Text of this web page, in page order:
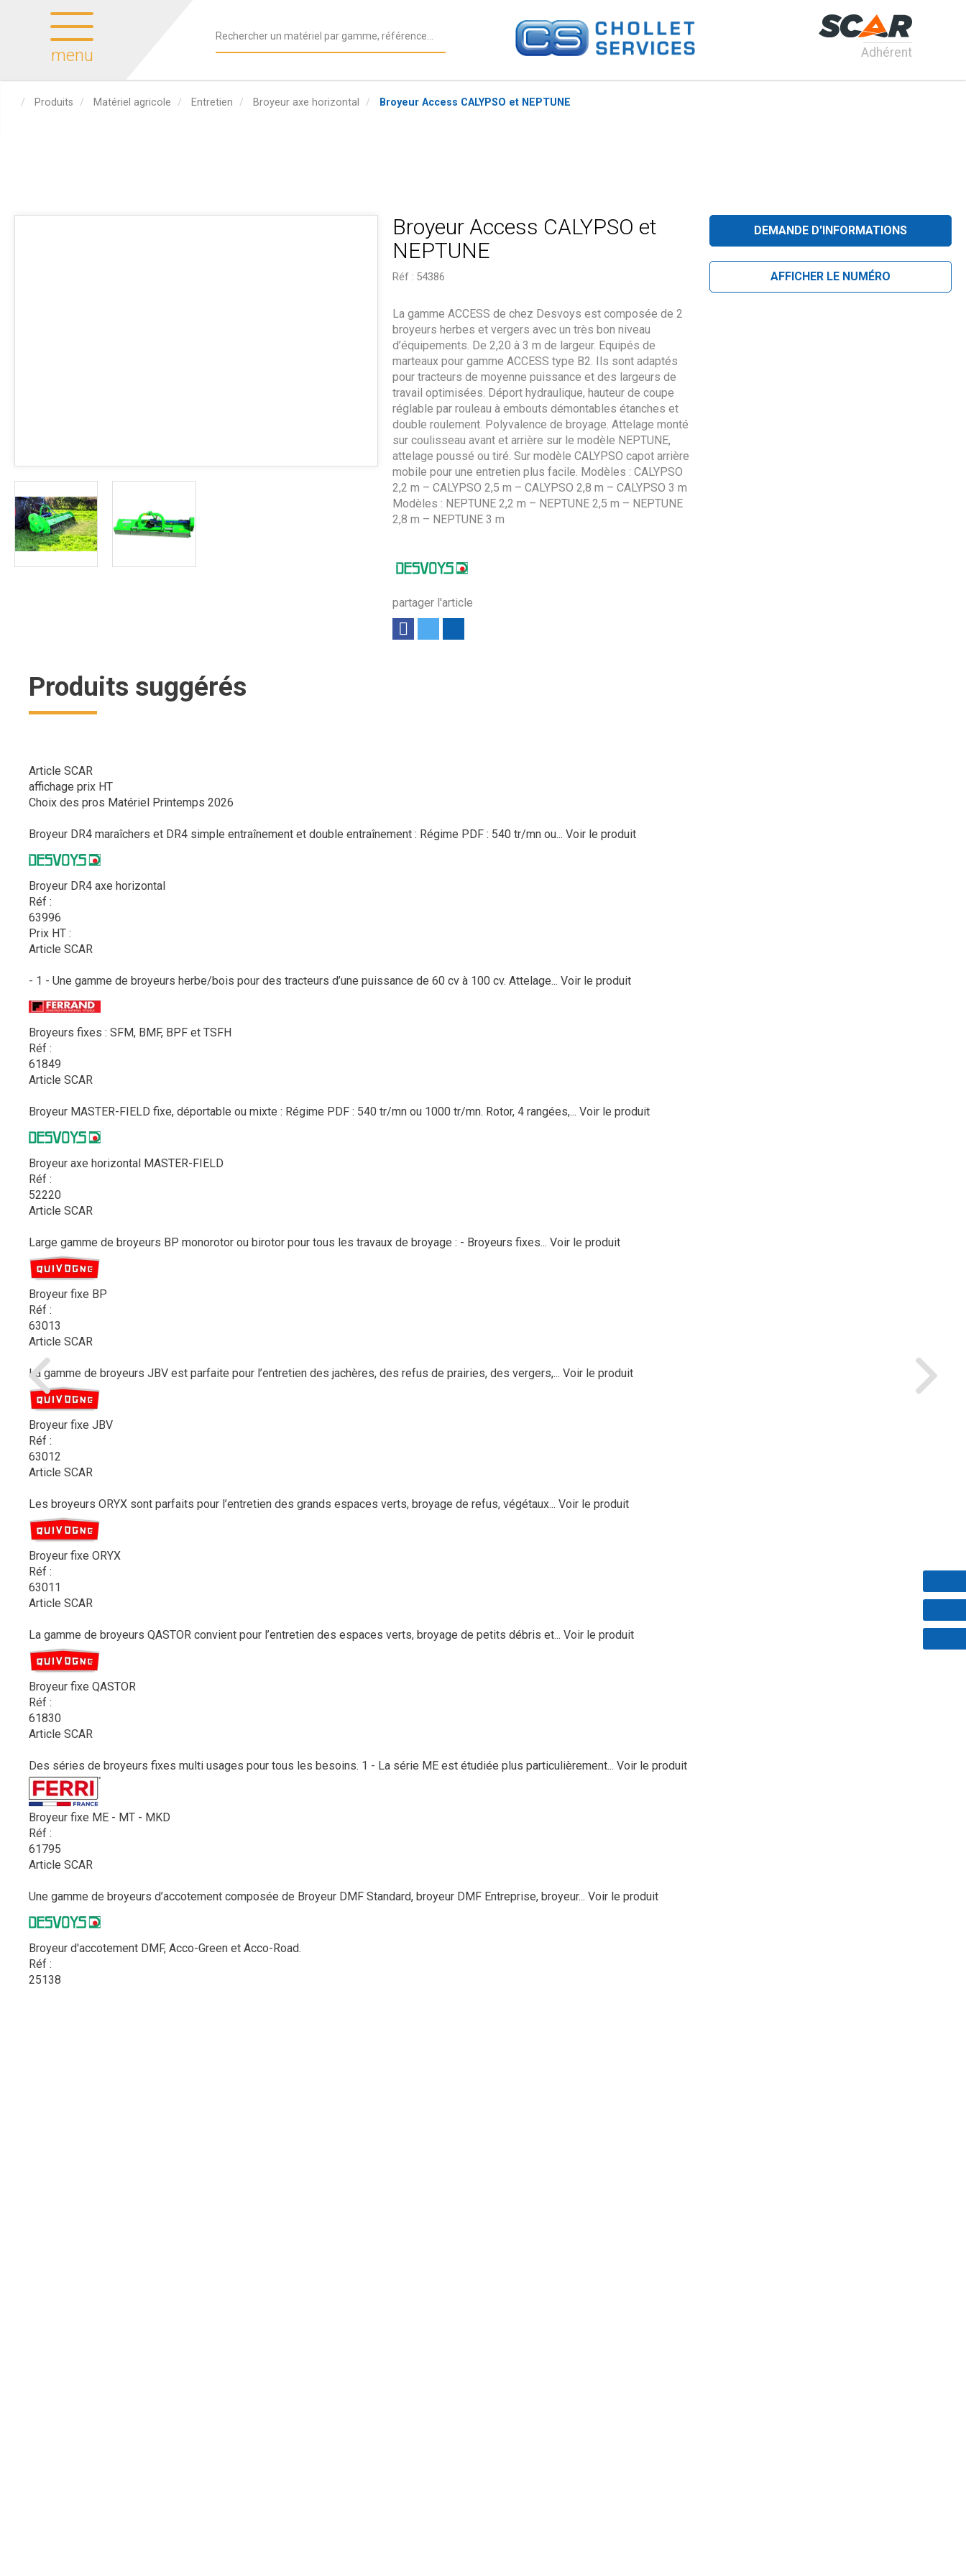
menu Adhérent
Produits Matériel agricole Entretien Broyeur axe horizontal Broyeur Access CALYPSO et NEPTUNE
Broyeur Access CALYPSO et
NEPTUNE
Réf : 54386
partager l'article
La gamme ACCESS de chez Desvoys est composée de 2
broyeurs herbes et vergers avec un très bon niveau
d’équipements. De 2,20 à 3 m de largeur. Equipés de
marteaux pour gamme ACCESS type B2. Ils sont adaptés
pour tracteurs de moyenne puissance et des largeurs de
travail optimisées. Déport hydraulique, hauteur de coupe
réglable par rouleau à embouts démontables étanches et
double roulement. Polyvalence de broyage. Attelage monté
sur coulisseau avant et arrière sur le modèle NEPTUNE,
attelage poussé ou tiré. Sur modèle CALYPSO capot arrière
mobile pour une entretien plus facile. Modèles : CALYPSO
2,2 m – CALYPSO 2,5 m – CALYPSO 2,8 m – CALYPSO 3 m
Modèles : NEPTUNE 2,2 m – NEPTUNE 2,5 m – NEPTUNE
2,8 m – NEPTUNE 3 m
DEMANDE D'INFORMATIONS
AFFICHER LE NUMÉRO
Produits suggérés
Article SCAR
affichage prix HT
Choix des pros Matériel Printemps 2026
Broyeur DR4 maraîchers et DR4 simple entraînement et double entraînement : Régime PDF : 540 tr/mn ou... Voir le produit
Broyeur DR4 axe horizontal
Réf :
63996
Prix HT :
Article SCAR
- 1 - Une gamme de broyeurs herbe/bois pour des tracteurs d’une puissance de 60 cv à 100 cv. Attelage... Voir le produit
Broyeurs fixes : SFM, BMF, BPF et TSFH
Réf :
61849
Article SCAR
Broyeur MASTER-FIELD fixe, déportable ou mixte : Régime PDF : 540 tr/mn ou 1000 tr/mn. Rotor, 4 rangées,... Voir le produit
Broyeur axe horizontal MASTER-FIELD
Réf :
52220
Article SCAR
Large gamme de broyeurs BP monorotor ou birotor pour tous les travaux de broyage : - Broyeurs fixes... Voir le produit
Broyeur fixe BP
Réf :
63013
Article SCAR
La gamme de broyeurs JBV est parfaite pour l’entretien des jachères, des refus de prairies, des vergers,... Voir le produit
Broyeur fixe JBV
Réf :
63012
Article SCAR
Les broyeurs ORYX sont parfaits pour l’entretien des grands espaces verts, broyage de refus, végétaux... Voir le produit
Broyeur fixe ORYX
Réf :
63011
Article SCAR
La gamme de broyeurs QASTOR convient pour l’entretien des espaces verts, broyage de petits débris et... Voir le produit
Broyeur fixe QASTOR
Réf :
61830
Article SCAR
Des séries de broyeurs fixes multi usages pour tous les besoins. 1 - La série ME est étudiée plus particulièrement... Voir le produit
Broyeur fixe ME - MT - MKD
Réf :
61795
Article SCAR
Une gamme de broyeurs d’accotement composée de Broyeur DMF Standard, broyeur DMF Entreprise, broyeur... Voir le produit
Broyeur d'accotement DMF, Acco-Green et Acco-Road.
Réf :
25138